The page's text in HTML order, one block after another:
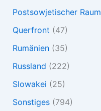
Postsowjetischer Raum
Querfront (47)
Rumänien(35)
Russland (222)
Slowakei (25)
Sonstiges(794)